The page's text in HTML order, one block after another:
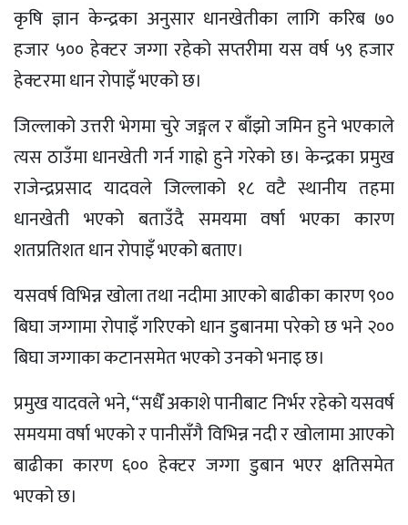
कृषि ज्ञान केन्द्रका अनुसार धानखेतीका लागि करिब ७०
हजार ५०० हेक्टर जग्गा रहेको सप्तरीमा यस वर्ष ५९ हजार
हेक्टरमा धान रोपाइँ भएको छ।
जिल्लाको उत्तरी भेगमा चुरे जङ्गल र बाँझो जमिन हुने भएकाले
त्यस ठाउँमा धानखेती गर्न गाह्रो हुने गरेको छ। केन्द्रका प्रमुख
राजेन्द्रप्रसाद यादवले जिल्लाको १८ वटै स्थानीय तहमा
धानखेती भएको बताउँदै समयमा वर्षा भएका कारण
शतप्रतिशत धान रोपाइँ भएको बताए।
यसवर्ष विभिन्न खोला तथा नदीमा आएको बाढीका कारण ९००
बिघा जग्गामा रोपाइँ गरिएको धान डुबानमा परेको छ भने २००
बिघा जग्गाका कटानसमेत भएको उनको भनाइ छ।
प्रमुख यादवले भने, “सधैँ अकाशे पानीबाट निर्भर रहेको यसवर्ष
समयमा वर्षा भएको र पानीसँगै विभिन्न नदी र खोलामा आएको
बाढीका कारण ६०० हेक्टर जग्गा डुबान भएर क्षतिसमेत
भएको छ।